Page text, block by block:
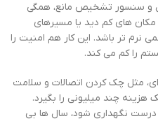
و سنسور تشخیص مانع، همگی
مکان های کم دید یا مسیرهای
تر باشد. این کار هم امنیت را
را کم می کند.
ای، مثل چک کردن اتصالات و سلامت
چند میلیونی را بگیرد.
درست نگهداری شود، سال ها بی